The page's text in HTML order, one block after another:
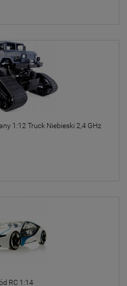
1:12 Truck Niebieski 2,4 GHz
RC 1:14